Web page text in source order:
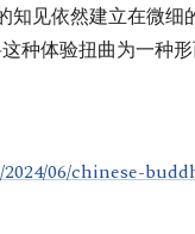
知见依然建立在微细
种体验扭曲为一种
06/chinese-